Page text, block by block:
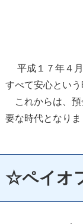
平成１７年４月
すべて安心という
これからは、預
要な時代となりま
☆ペイオ